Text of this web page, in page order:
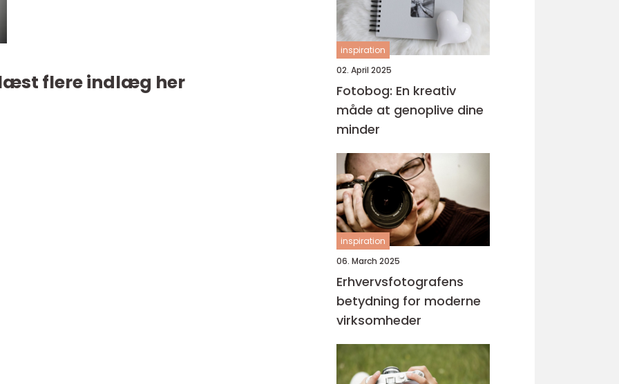
flere indlæg her
inspiration
02. April 2025
Fotobog: En kreativ
måde at genoplive dine
minder
inspiration
06. March 2025
Erhvervsfotografens
betydning for moderne
virksomheder